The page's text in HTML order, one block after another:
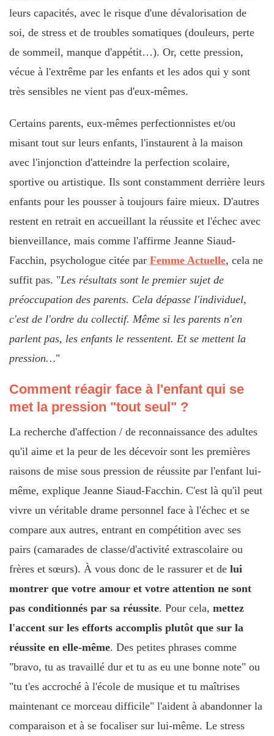
leurs capacités, avec le risque d'une dévalorisation de
soi, de stress et de troubles somatiques (douleurs, perte
de sommeil, manque d'appétit…). Or, cette pression,
vécue à l'extrême par les enfants et les ados qui y sont
très sensibles ne vient pas d'eux-mêmes.
Certains parents, eux-mêmes perfectionnistes et/ou
misant tout sur leurs enfants, l'instaurent à la maison
avec l'injonction d'atteindre la perfection scolaire,
sportive ou artistique. Ils sont constamment derrière leurs
enfants pour les pousser à toujours faire mieux. D'autres
restent en retrait en accueillant la réussite et l'échec avec
bienveillance, mais comme l'affirme Jeanne Siaud-
Facchin, psychologue citée par Femme Actuelle, cela ne
suffit pas. "Les résultats sont le premier sujet de
préoccupation des parents. Cela dépasse l'individuel,
c'est de l'ordre du collectif. Même si les parents n'en
parlent pas, les enfants le ressentent. Et se mettent la
pression…"
Comment réagir face à l'enfant qui se
met la pression "tout seul" ?
La recherche d'affection / de reconnaissance des adultes
qu'il aime et la peur de les décevoir sont les premières
raisons de mise sous pression de réussite par l'enfant lui-
même, explique Jeanne Siaud-Facchin. C'est là qu'il peut
vivre un véritable drame personnel face à l'échec et se
compare aux autres, entrant en compétition avec ses
pairs (camarades de classe/d'activité extrascolaire ou
frères et sœurs). À vous donc de le rassurer et de lui
montrer que votre amour et votre attention ne sont
pas conditionnés par sa réussite. Pour cela, mettez
l'accent sur les efforts accomplis plutôt que sur la
réussite en elle-même. Des petites phrases comme
"bravo, tu as travaillé dur et tu as eu une bonne note" ou
"tu t'es accroché à l'école de musique et tu maîtrises
maintenant ce morceau difficile" l'aident à abandonner la
comparaison et à se focaliser sur lui-même. Le stress